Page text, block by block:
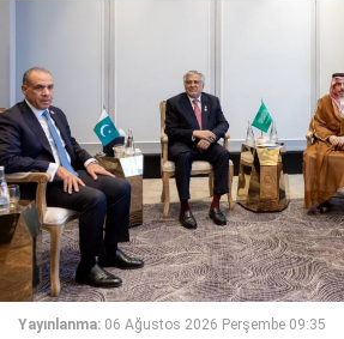
Yayınlanma: 06 Ağustos 2026 Perşembe 09:35